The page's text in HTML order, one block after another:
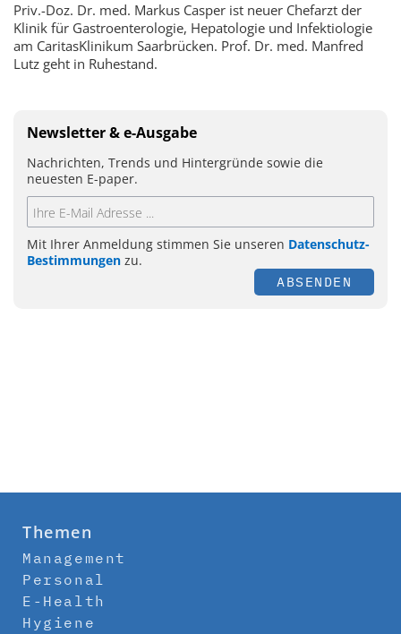
Priv.-Doz. Dr. med. Markus Casper ist neuer Chefarzt der
Klinik für Gastroenterologie, Hepatologie und Infektiologie
am CaritasKlinikum Saarbrücken. Prof. Dr. med. Manfred
Lutz geht in Ruhestand.
Newsletter & e-Ausgabe
Nachrichten, Trends und Hintergründe sowie die
neuesten E-paper.
Mit Ihrer Anmeldung stimmen Sie unseren Datenschutz-
Bestimmungen zu.
ABSENDEN
Themen
Management
Personal
E-Health
Hygiene